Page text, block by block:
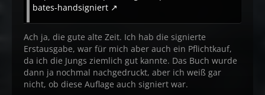
bates-handsigniert
Ach ja, die gute alte Zeit. Ich hab die signierte
Erstausgabe, war für mich aber auch ein Pflichtkauf,
da ich die Jungs ziemlich gut kannte. Das Buch wurde
dann ja nochmal nachgedruckt, aber ich weiß gar
nicht, ob diese Auflage auch signiert war.